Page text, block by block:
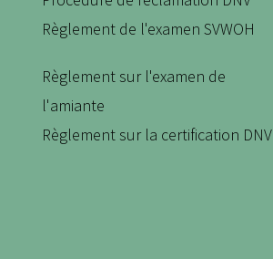
Règlement de l'examen SVWOH
Règlement sur l'examen de
l'amiante
Règlement sur la certification DNV